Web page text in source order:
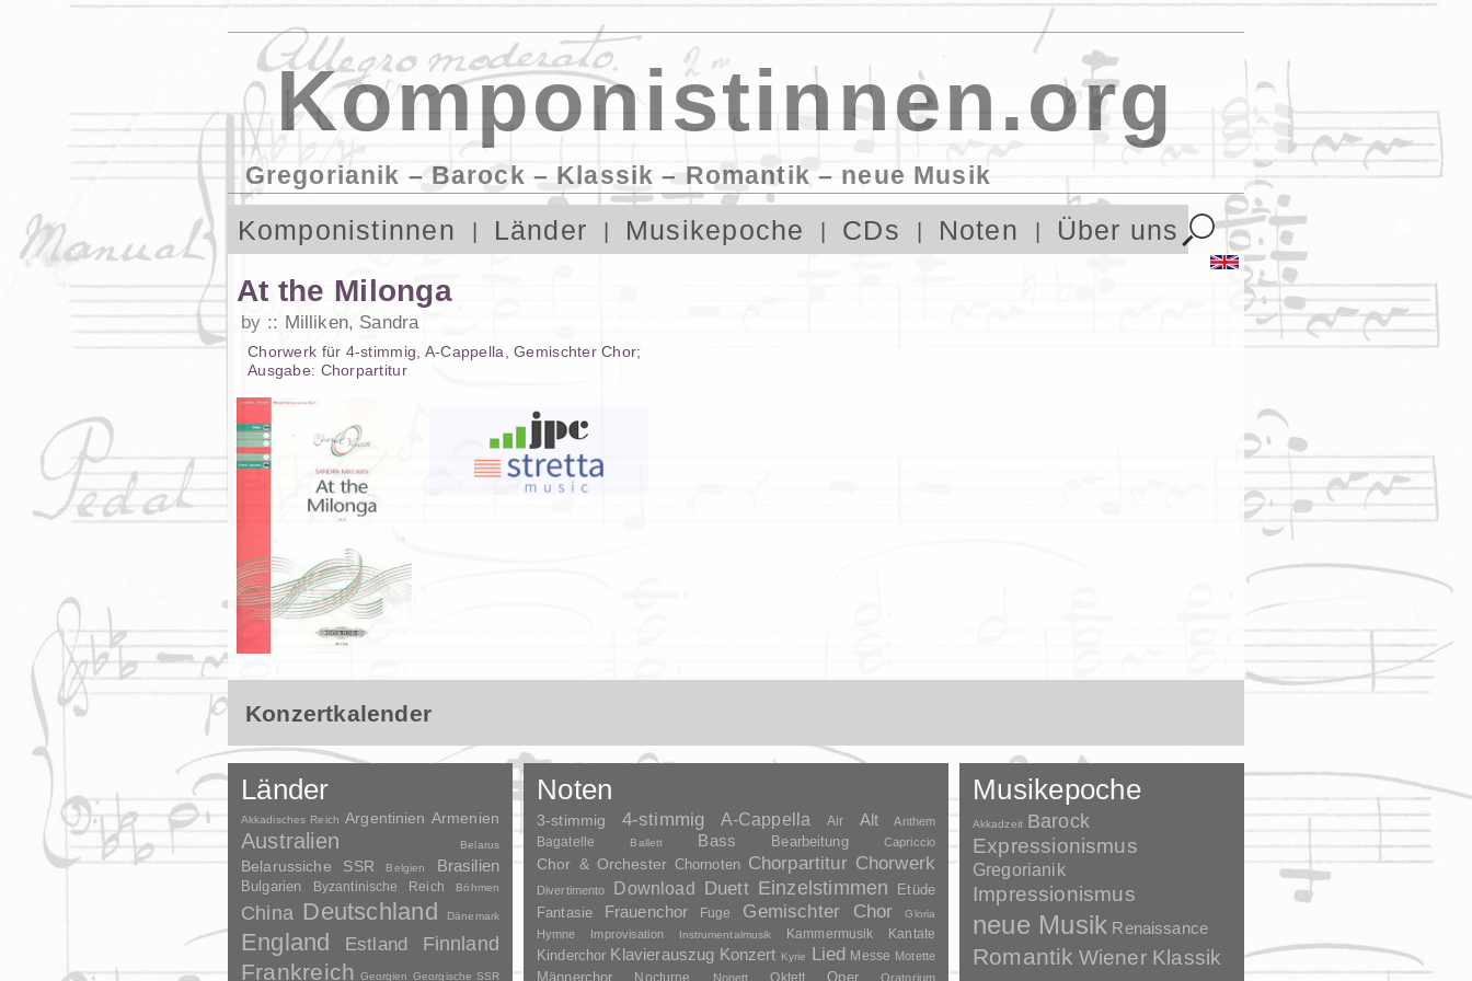
Komponistinnen.org
Gregorianik – Barock – Klassik – Romantik – neue Musik
Komponistinnen Länder Musikepoche CDs Noten Über uns
At the Milonga
by Milliken, Sandra
Chorwerk für 4-stimmig A-Cappella ,Gemischter Chor;
Ausgabe: Chorpartitur
Konzertkalender
Länder
Akkadisches Reich Argentinien Armenien
Australien Belarus
Belarussiche SSR Belgien Brasilien
Bulgarien Byzantinische Reich Böhmen
China Deutschland Dänemark
England Estland Finnland
Frankreich Georgien Georgische SSR
Noten
3-stimmig 4-stimmig A-Cappella Air Alt Anthem
Bagatelle Ballett Bass Bearbeitung Capriccio
Chor & Orchester Chornoten Chorpartitur Chorwerk
Divertimento Download Duett Einzelstimmen Etüde
Fantasie Frauenchor Fuge Gemischter Chor Gloria
Hymne Improvisation Instrumentalmusik Kammermusik Kantate
Kinderchor Klavierauszug Konzert Kyrie Lied Messe Motette
Männerchor Nocturne Nonett Oktett Oper Oratorium
Musikepoche
Akkadzeit Barock
Expressionismus
Gregorianik
Impressionismus
neue Musik Renaissance
Romantik Wiener Klassik